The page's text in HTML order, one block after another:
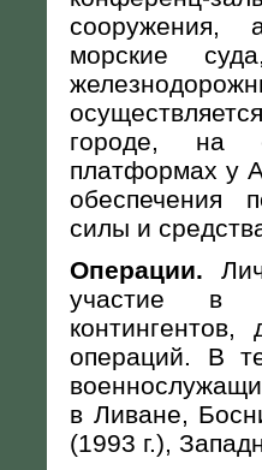
сооружения,
морские
городе, на
платформах у
обеспечения
силы и
Операции.
участие в
операций. В
в Ливане,
(1993 г.),